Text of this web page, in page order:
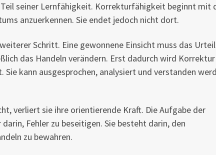
seiner Lernfähigkeit. Korrekturfähigkeit beginnt mit
anzuerkennen. Sie endet jedoch nicht dort.
Schritt. Eine gewonnene Einsicht muss das Urteil
das Handeln verändern. Erst dadurch wird Korrektur
kann ausgesprochen, analysiert und verstanden
verliert sie ihre orientierende Kraft. Die Aufgabe der
Fehler zu beseitigen. Sie besteht darin, den
zu bewahren.